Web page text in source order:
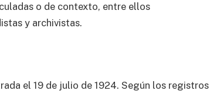
o de contexto, entre ellos
y archivistas.
el 19 de julio de 1924. Según los registros